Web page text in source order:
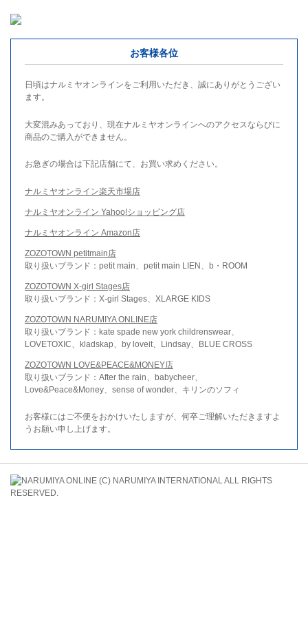
お客様各位
日頃はナルミヤオンラインをご利用いただき、誠にありがとうござい
ます。
大変混みあっており、現在ナルミヤオンラインへのアクセスならびに
商品のご購入ができません。
お急ぎの場合は下記店舗にて、お買い求めください。
ナルミヤオンライン楽天市場店
ナルミヤオンライン Yahoo!ショッピング店
ナルミヤオンライン Amazon店
ZOZOTOWN petitmain店
取り扱いブランド：petit main、petit main LIEN、b・ROOM
ZOZOTOWN X-girl Stages店
取り扱いブランド：X-girl Stages、XLARGE KIDS
ZOZOTOWN NARUMIYA ONLINE店
取り扱いブランド：kate spade new york childrenswear、
LOVETOXIC、kladskap、by loveit、Lindsay、BLUE CROSS
ZOZOTOWN LOVE&PEACE&MONEY店
取り扱いブランド：After the rain、babycheer、
Love&Peace&Money、sense of wonder、キリンのソフィ
お客様にはご不便をおかけいたしますが、何卒ご理解いただきますよ
うお願い申し上げます。